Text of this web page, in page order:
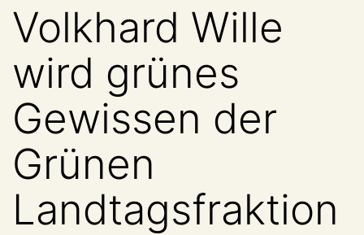
Volkhard Wille
wird grünes
Gewissen der
Grünen
Landtagsfraktion